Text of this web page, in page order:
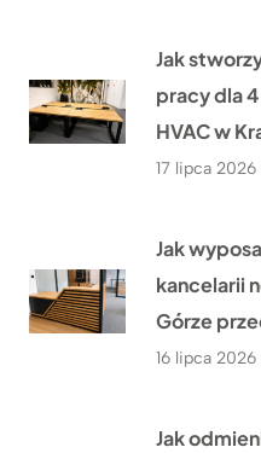
Jak
pracy dla
HVAC w
17 lipca 2026
Jak
kancelarii
Górze
16 lipca 2026
Jak